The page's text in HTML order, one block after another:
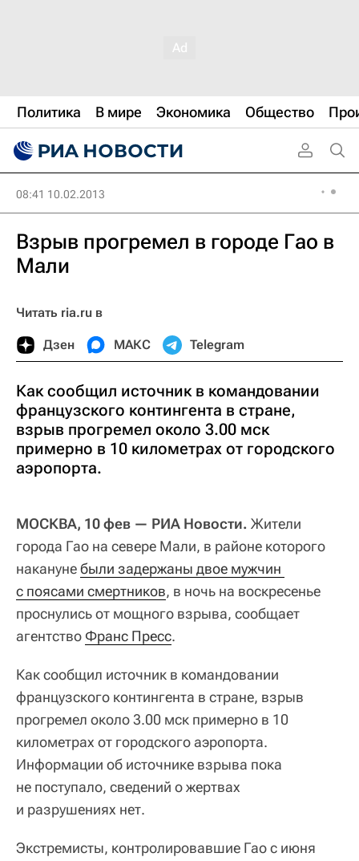
Политика В мире Экономика Общество
08:41 10.02.2013
Взрыв прогремел в городе Гао в
Мали
Читать ria.ru в
Дзен МАКС Telegram
Как сообщил источник в командовании
французского контингента в стране,
взрыв прогремел около 3.00 мск
примерно в 10 километрах от городского
аэропорта.
МОСКВА, 10 фев — РИА Новости. Жители
города Гао на севере Мали, в районе которого
наканунебыли задержаны двое мужчин
с поясами смертников, в ночь на воскресенье
проснулись от мощного взрыва, сообщает
агентство Франс Пресс.
Как сообщил источник в командовании
французского контингента в стране, взрыв
прогремел около 3.00 мск примерно в 10
километрах от городского аэропорта.
Информации об источнике взрыва пока
не поступало, сведений о жертвах
и разрушениях нет.
Экстремисты, контролировавшие Гао с июня